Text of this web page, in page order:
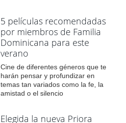
5 películas recomendadas
por miembros de Familia
Dominicana para este
verano
Cine de diferentes géneros que te
harán pensar y profundizar en
temas tan variados como la fe, la
amistad o el silencio
Elegida la nueva Priora